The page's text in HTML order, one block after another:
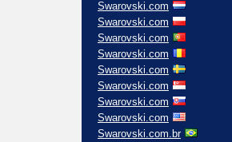
Swarovski.com
Swarovski.com
Swarovski.com
Swarovski.com
Swarovski.com
Swarovski.com
Swarovski.com
Swarovski.com
Swarovski.com.br